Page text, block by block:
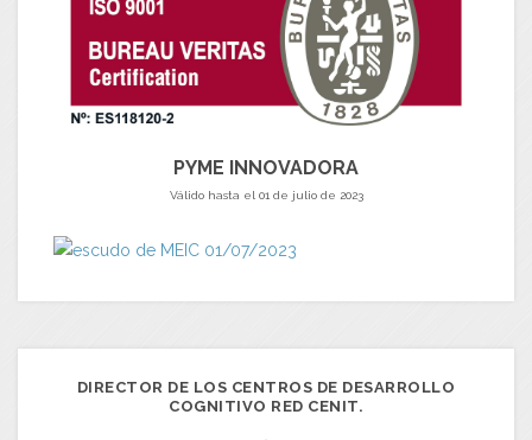
PYME INNOVADORA
Válido hasta el 01 de julio de 2023
DIRECTOR DE LOS CENTROS DE DESARROLLO
COGNITIVO RED CENIT.